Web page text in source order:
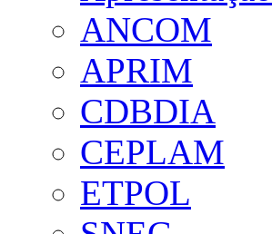
ANCOM
APRIM
CDBDIA
CEPLAM
ETPOL